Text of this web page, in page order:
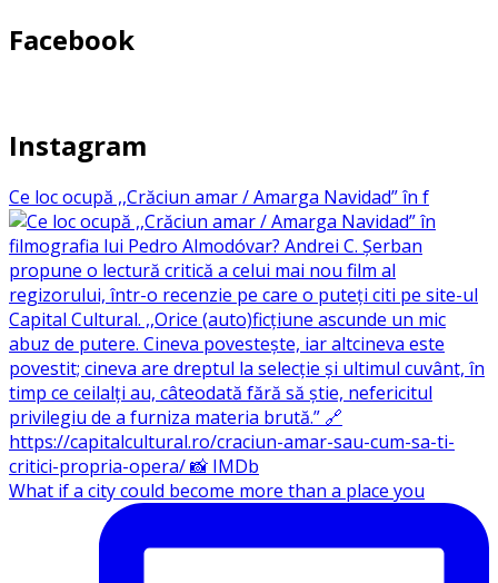
Facebook
Instagram
Ce loc ocupă ,,Crăciun amar / Amarga Navidad” în f
What if a city could become more than a place you